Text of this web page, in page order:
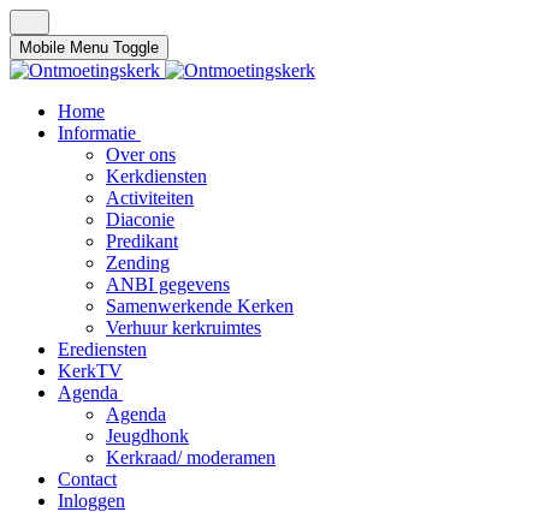
Mobile Menu Toggle
Home
Informatie
Over ons
Kerkdiensten
Activiteiten
Diaconie
Predikant
Zending
ANBI gegevens
Samenwerkende Kerken
Verhuur kerkruimtes
Erediensten
KerkTV
Agenda
Agenda
Jeugdhonk
Kerkraad/ moderamen
Contact
Inloggen